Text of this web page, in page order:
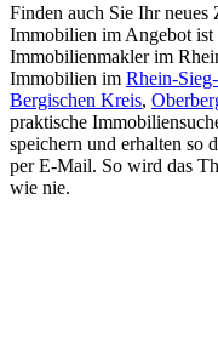
Finden auch Sie Ihr
Immobilien im Angebot
Immobilienmakler im
Immobilien im Rhein-
Bergischen Kreis,
praktische
speichern und erhalten so
per E-Mail. So wird das
wie nie.